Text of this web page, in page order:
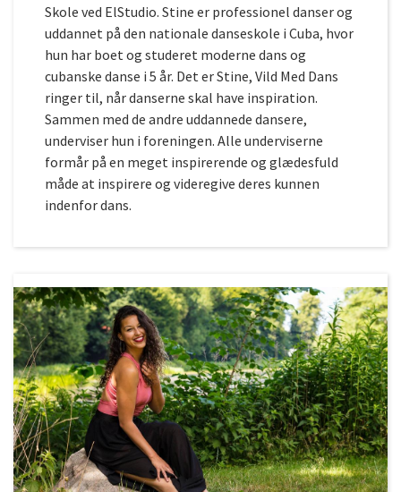
Skole ved ElStudio. Stine er professionel danser og
uddannet på den nationale danseskole i Cuba, hvor
hun har boet og studeret moderne dans og
cubanske danse i 5 år. Det er Stine, Vild Med Dans
ringer til, når danserne skal have inspiration.
Sammen med de andre uddannede dansere,
underviser hun i foreningen. Alle underviserne
formår på en meget inspirerende og glædesfuld
måde at inspirere og videregive deres kunnen
indenfor dans.